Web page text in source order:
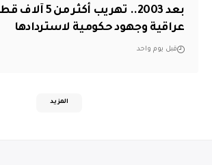
بعد 2003.. تهريب
عراقية وجهود حكومية لاستردادها
قبل يوم واحد
المزيد